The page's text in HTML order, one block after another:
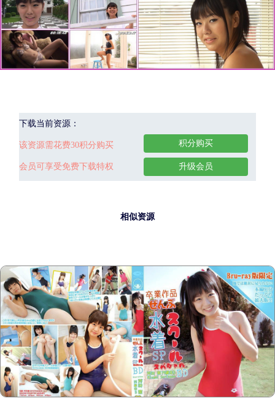
下载当前资源：
该资源需花费30积分购买
会员可享受免费下载特权
积分购买
升级会员
相似资源